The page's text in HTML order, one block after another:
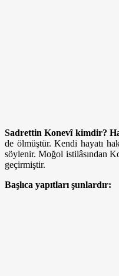
Sadrettin Konevî kimdir?
de ölmüştür. Kendi hayatı
söylenir. Moğol istilâsından
geçirmiştir.
Başlıca yapıtları şunlardır: